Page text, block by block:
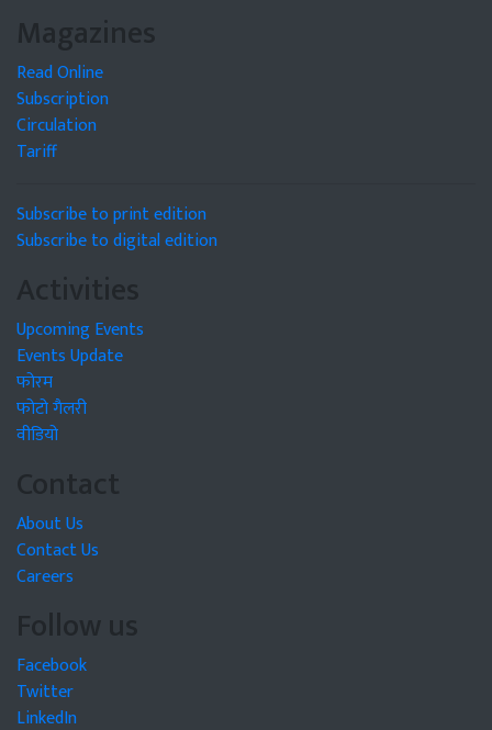
Magazines
Read Online
Subscription
Circulation
Tariff
Subscribe to print edition
Subscribe to digital edition
Activities
Upcoming Events
Events Update
फोरम
फोटो गैलरी
वीडियो
Contact
About Us
Contact Us
Careers
Follow us
Facebook
Twitter
LinkedIn